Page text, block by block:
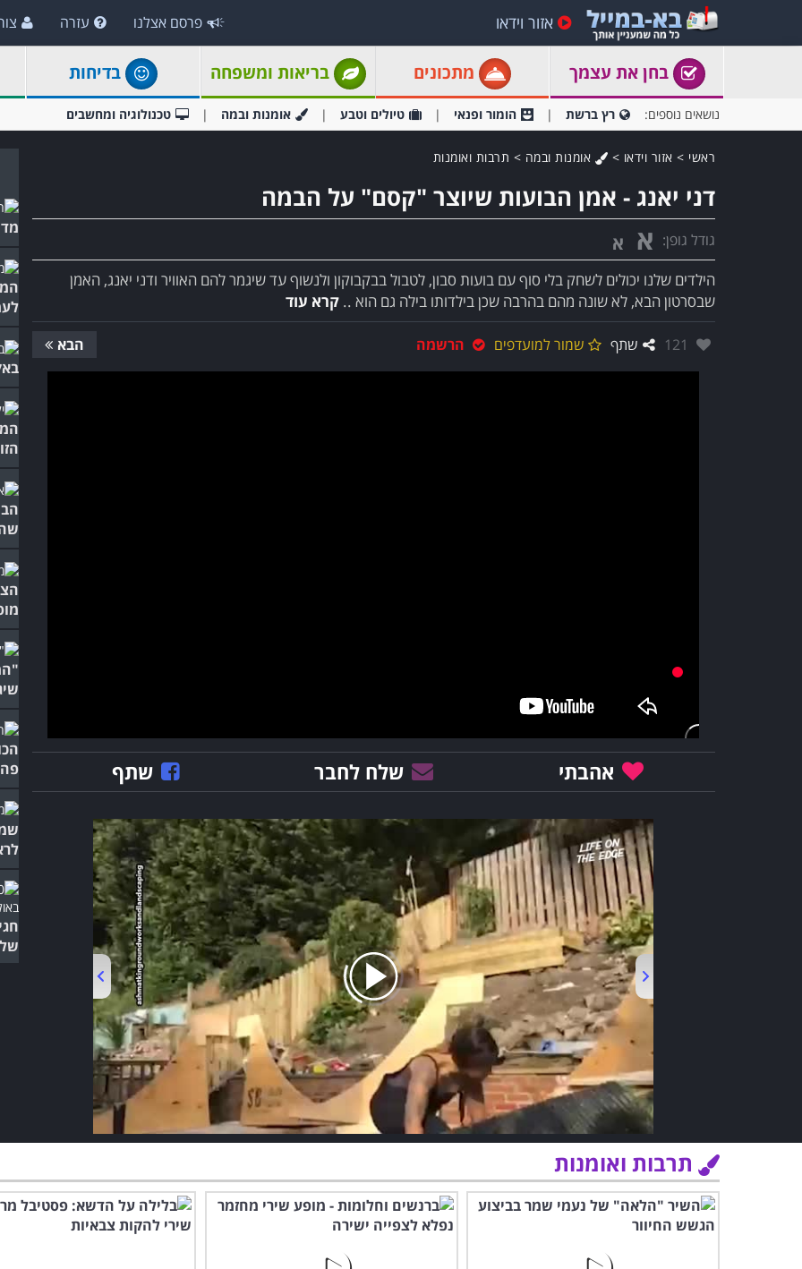
אזור וידאו פרסם אצלנו עזרה
בחן את עצמך מתכונים בריאות ומשפחה בדיחות
נושאים נוספים: רץ ברשת הומור ופנאי טיולים וטבע אומנות ובמה טכנולוגיה ומחשבים
ראשי > אזור וידאו > אומנות ובמה > תרבות ואומנות
דני יאנג - אמן הבועות שיוצר "קסם" על הבמה
גודל גופן: א א
הילדים שלנו יכולים לשחק בלי סוף עם בועות סבון, לטבול בבקבוקון ולנשוף עד שיגמר להם האוויר ודני יאנג, האמן
שבסרטון הבא, לא שונה מהם בהרבה שכן בילדותו בילה גם הוא .. קרא עוד
אהבו:
121 שתף שמור למועדפים הרשמה הבא
אהבתי שלח לחבר שתף
03:19
תרבות ואומנות